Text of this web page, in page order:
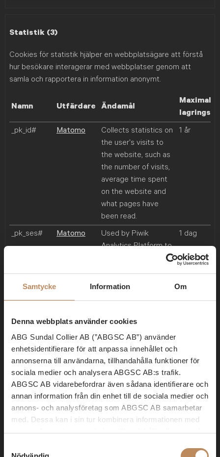
Samtycke Information Om
Denna webbplats använder cookies
ABG Sundal Collier AB (”ABGSC AB”) använder
enhetsidentifierare för att anpassa innehållet och
annonserna till användarna, tillhandahålla funktioner för
sociala medier och analysera ABGSC AB:s trafik.
ABGSC AB vidarebefordrar även sådana identifierare och
annan information från din enhet till de sociala medier och
annons- och analysföretag som ABGSC AB samarbetar
med. Dessa kan i sin tur kombinera informationen med
annan information som du har tillhandahållit eller som de
att ABGSC AB får lagra cookies på din enhet om de är
Statistik (3)
Cookies för statistik hjälper en webbplatsägare att förstå
hur besökare interagerar med webbplatser genom att
samla och rapportera in information anonymt.
Namn Utfärdare Ändamål
Maximal
_pk_id# Matomo
Collects statistics on
the user's visits to
the website, such as
the number of visits,
average time spent
on the website and
what pages have
been read.
1 år
_pk_ses# Matomo
Used by Piwik
Analytics Platform to
track page requests
the session.
1 dag
vuid Vimeo
Collects data on the
website, such as
which pages have
been read.
2 år
Marknadsföring (6)
Cookies för marknadsföring används för att spåra besökare